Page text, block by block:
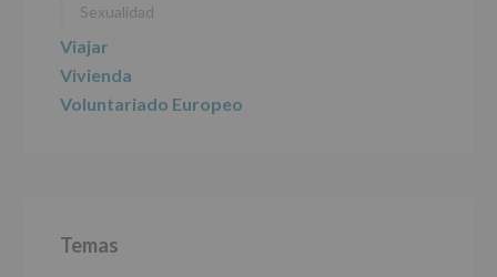
Sexualidad
Viajar
Vivienda
Voluntariado Europeo
Temas